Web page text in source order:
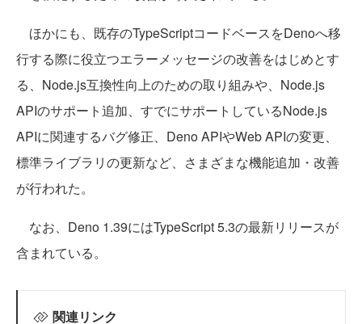
ほかにも、既存のTypeScriptコードベースをDenoへ移
行する際に役立つエラーメッセージの改善をはじめとす
る、Node.js互換性向上のための取り組みや、Node.js
APIのサポート追加、すでにサポートしているNode.js
APIに関連するバグ修正、Deno APIやWeb APIの変更、
標準ライブラリの更新など、さまざまな機能追加・改善
が行われた。
なお、Deno 1.39にはTypeScript 5.3の最新リリースが
含まれている。
関連リンク